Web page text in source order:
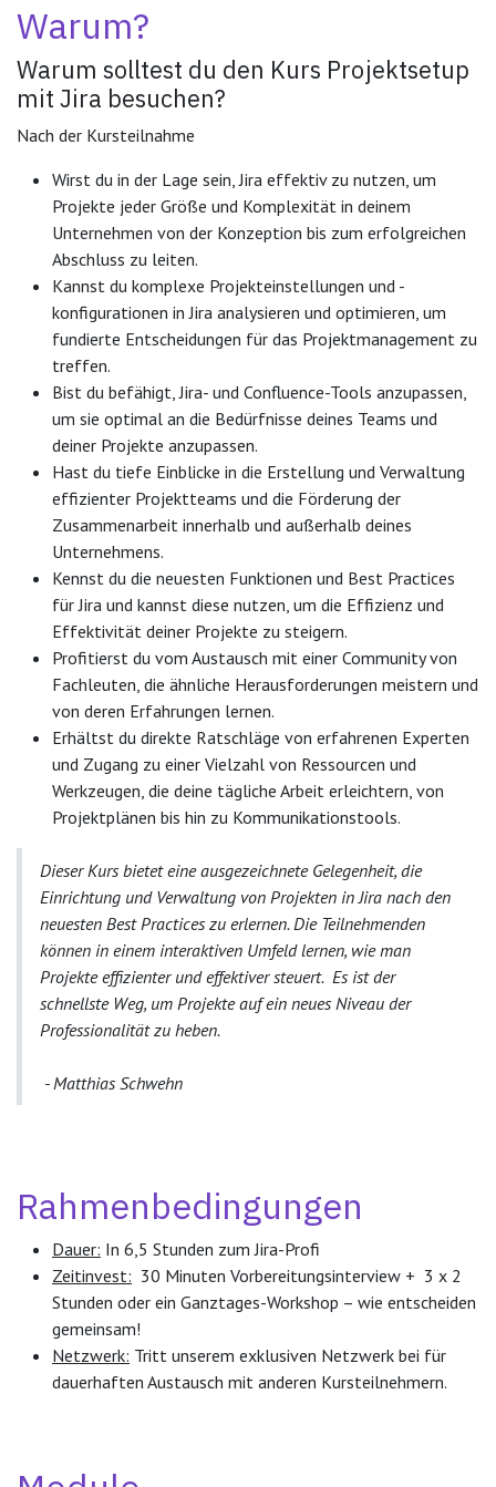
Warum?
Warum solltest du den Kurs Projektsetup
mit Jira besuchen?
Nach der Kursteilnahme
Wirst du in der Lage sein, Jira effektiv zu nutzen, um
Projekte jeder Größe und Komplexität in deinem
Unternehmen von der Konzeption bis zum erfolgreichen
Abschluss zu leiten.
Kannst du komplexe Projekteinstellungen und -
konfigurationen in Jira analysieren und optimieren, um
fundierte Entscheidungen für das Projektmanagement zu
treffen.
Bist du befähigt, Jira- und Confluence-Tools anzupassen,
um sie optimal an die Bedürfnisse deines Teams und
deiner Projekte anzupassen.
Hast du tiefe Einblicke in die Erstellung und Verwaltung
effizienter Projektteams und die Förderung der
Zusammenarbeit innerhalb und außerhalb deines
Unternehmens.
Kennst du die neuesten Funktionen und Best Practices
für Jira und kannst diese nutzen, um die Effizienz und
Effektivität deiner Projekte zu steigern.
Profitierst du vom Austausch mit einer Community von
Fachleuten, die ähnliche Herausforderungen meistern und
von deren Erfahrungen lernen.
Erhältst du direkte Ratschläge von erfahrenen Experten
und Zugang zu einer Vielzahl von Ressourcen und
Werkzeugen, die deine tägliche Arbeit erleichtern, von
Projektplänen bis hin zu Kommunikationstools.
Dieser Kurs bietet eine ausgezeichnete Gelegenheit, die
Einrichtung und Verwaltung von Projekten in Jira nach den
neuesten Best Practices zu erlernen. Die Teilnehmenden
können in einem interaktiven Umfeld lernen, wie man
Projekte effizienter und effektiver steuert. Es ist der
schnellste Weg, um Projekte auf ein neues Niveau der
Professionalität zu heben.
- Matthias Schwehn
Rahmenbedingungen
Dauer: In 6,5 Stunden zum Jira-Profi
Zeitinvest: 30 Minuten Vorbereitungsinterview + 3 x 2
Stunden oder ein Ganztages-Workshop – wie entscheiden
gemeinsam!
Netzwerk: Tritt unserem exklusiven Netzwerk bei für
dauerhaften Austausch mit anderen Kursteilnehmern.